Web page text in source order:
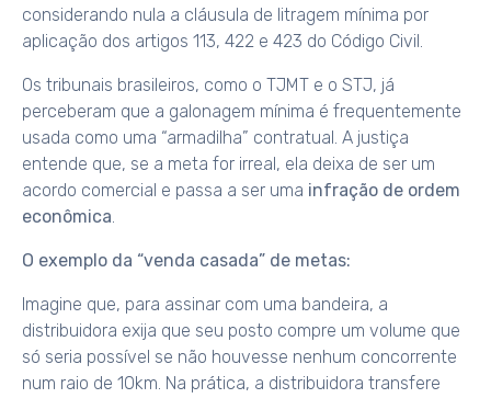
considerando nula a cláusula de litragem mínima por
aplicação dos artigos 113, 422 e 423 do Código Civil.
Os tribunais brasileiros, como o TJMT e o STJ, já
perceberam que a galonagem mínima é frequentemente
usada como uma “armadilha” contratual. A justiça
entende que, se a meta for irreal, ela deixa de ser um
acordo comercial e passa a ser uma infração de ordem
econômica.
O exemplo da “venda casada” de metas:
Imagine que, para assinar com uma bandeira, a
distribuidora exija que seu posto compre um volume que
só seria possível se não houvesse nenhum concorrente
num raio de 10km. Na prática, a distribuidora transfere